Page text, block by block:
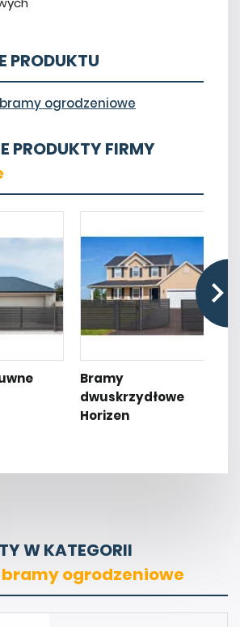
PRODUKTU
ogrodzeniowe
PRODUKTY FIRMY
Bramy
dwuskrzydłowe
Horizen
W KATEGORII
ogrodzeniowe